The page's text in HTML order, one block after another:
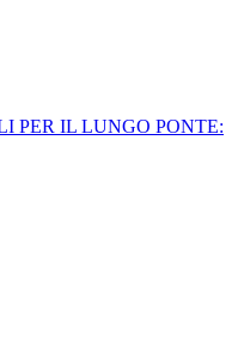
PER IL LUNGO PONTE: